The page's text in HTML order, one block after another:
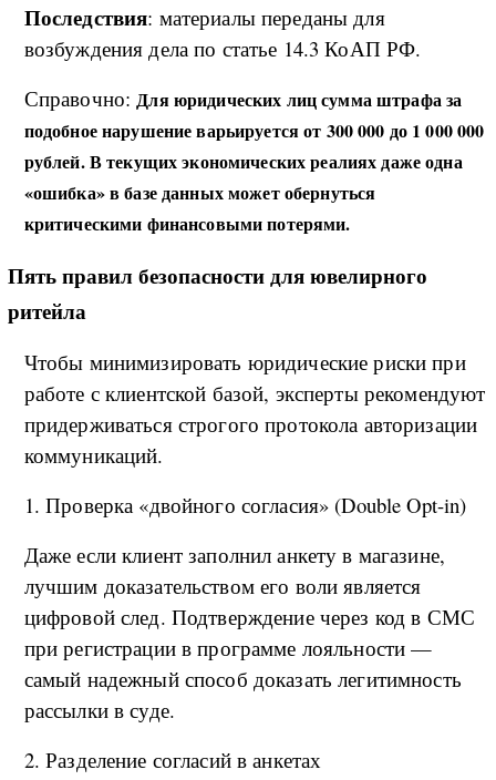
Последствия: материалы переданы для
возбуждения дела по статье 14.3 КоАП РФ.
Справочно: Для юридических лиц сумма штрафа за
подобное нарушение варьируется от 300 000 до 1 000 000
рублей. В текущих экономических реалиях даже одна
«ошибка» в базе данных может обернуться
критическими финансовыми потерями.
Пять правил безопасности для ювелирного
ритейла
Чтобы минимизировать юридические риски при
работе с клиентской базой, эксперты рекомендуют
придерживаться строгого протокола авторизации
коммуникаций.
1. Проверка «двойного согласия» (Double Opt-in)
Даже если клиент заполнил анкету в магазине,
лучшим доказательством его воли является
цифровой след. Подтверждение через код в СМС
при регистрации в программе лояльности —
самый надежный способ доказать легитимность
рассылки в суде.
2. Разделение согласий в анкетах